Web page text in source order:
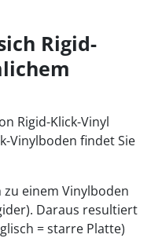
Rigid-
Rigid-Klick-Vinyl
Vinylboden findet Sie
einem Vinylboden
Daraus resultiert
= starre Platte)